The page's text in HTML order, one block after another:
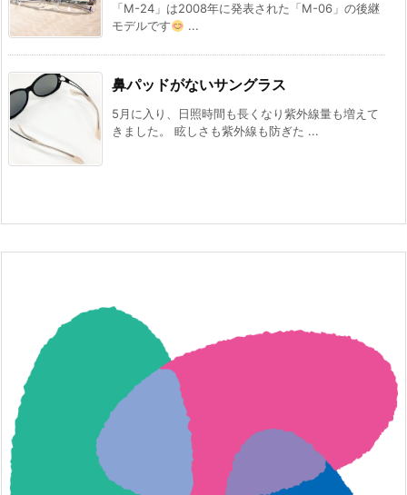
「M-24」は2008年に発表された「M-06」の後継
モデルです
...
鼻パッドがないサングラス
5月に入り、日照時間も長くなり紫外線量も増えて
きました。 眩しさも紫外線も防ぎた ...